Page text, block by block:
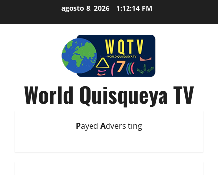
agosto 8, 2026 1:12:15 PM
World Quisqueya TV
Payed Adversiting